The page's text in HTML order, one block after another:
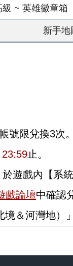
級 ~ 英雄徽章箱
新手
號限兌換3次。
止。
遊戲內【系
戲論壇中確認
＆河灣地）